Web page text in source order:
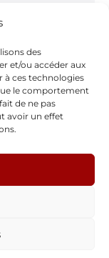
des
et/ou accéder aux
à ces technologies
le comportement
de ne pas
avoir un effet
>